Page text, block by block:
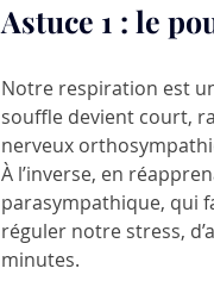
Astuce 1 : le
Notre respiration est
souffle devient court,
nerveux
À l’inverse, en
parasympathique, qui
réguler notre stress,
minutes.